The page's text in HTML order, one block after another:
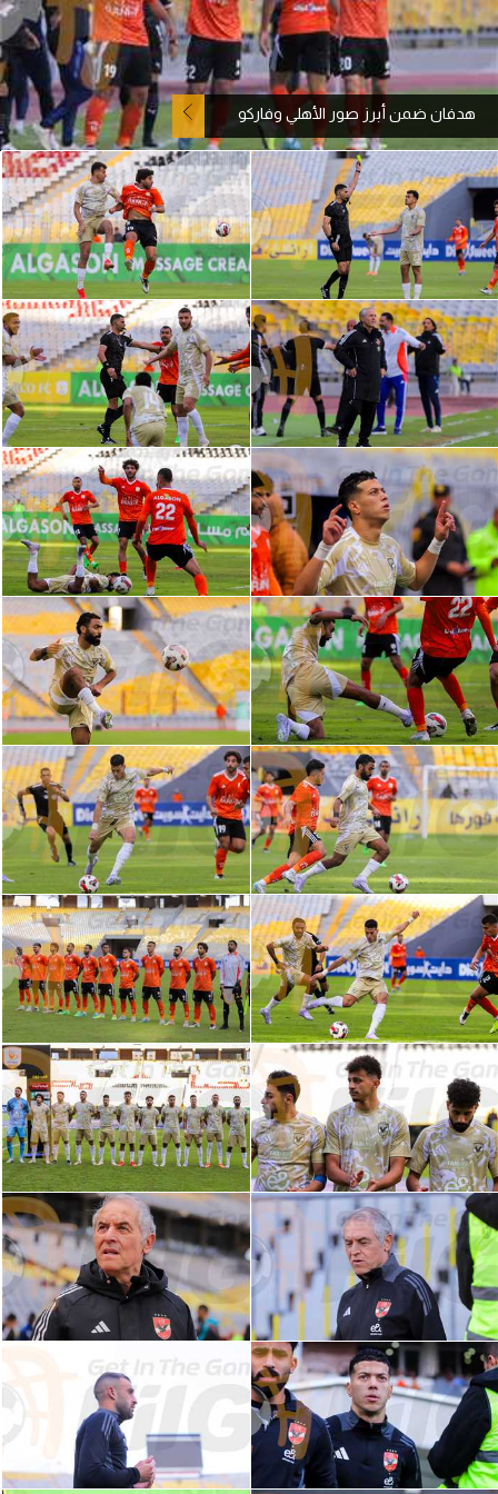
آراء حرة
ركن الألعاب
بطولات
أمريكا 2026
الدوري المصري
الدوري الإنجليزي الممتاز
الدوري الإسباني
الدوري الإيطالي
الدوري الألماني
الدوري الفرنسي
الدوري السعودي للمحترفين
دوري أبطال أوروبا
دوري أبطال إفريقيا
كل البطولات
أقسام
الكرة المصرية
الدوري المصري
الكرة الأوروبية
الكرة الإفريقية
منتخب مصر
سعودي في الجول
الدوري الإنجليزي
الدوري الإسباني
دوري أبطال أوروبا
القسم الثاني
رياضات أخرى
أمم إفريقيا
كرة السلة الأمريكية
كرة سلة
كرة يد
كرة طائرة
هدفان ضمن أبرز صور الأهلي وفاركو